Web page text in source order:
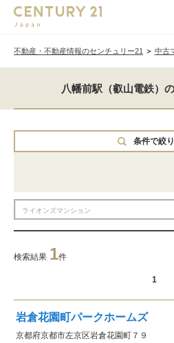
不動産・不動産情報のセンチュリー21 中古
八幡前駅（叡山電鉄）
条件で絞
検索結果 1件
1
岩倉花園町パークホームズ
京都府京都市左京区岩倉花園町７９